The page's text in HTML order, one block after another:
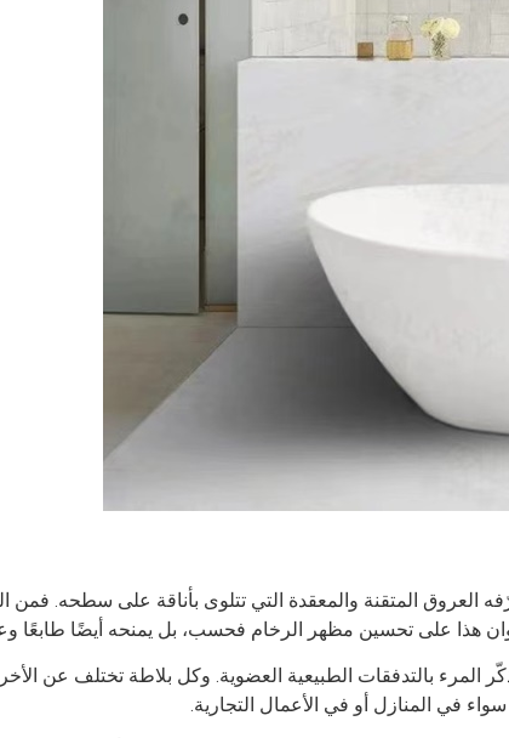
المتقنة والمعقدة التي تتلوى بأناقة على سطحه. فمن
هذا على تحسين مظهر الرخام فحسب، بل يمنحه أيضًا طابعًا
المرء بالتدفقات الطبيعية العضوية. وكل بلاطة تختلف عن
في المنازل أو في الأعمال التجارية.